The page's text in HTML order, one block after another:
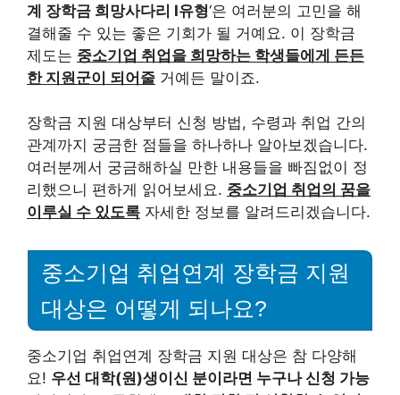
계 장학금 희망사다리 I유형‘은 여러분의 고민을 해
결해줄 수 있는 좋은 기회가 될 거예요. 이 장학금
제도는 중소기업 취업을 희망하는 학생들에게 든든
한 지원군이 되어줄 거예든 말이죠.
장학금 지원 대상부터 신청 방법, 수령과 취업 간의
관계까지 궁금한 점들을 하나하나 알아보겠습니다.
여러분께서 궁금해하실 만한 내용들을 빠짐없이 정
리했으니 편하게 읽어보세요. 중소기업 취업의 꿈을
이루실 수 있도록 자세한 정보를 알려드리겠습니다.
중소기업 취업연계 장학금 지원
대상은 어떻게 되나요?
중소기업 취업연계 장학금 지원 대상은 참 다양해
요! 우선 대학(원)생이신 분이라면 누구나 신청 가능